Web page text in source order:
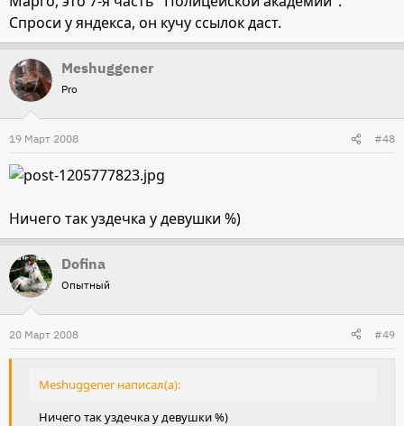
Спроси у яндекса, он кучу ссылок даст.
Meshuggener
Pro
19 Март 2008 #48
Ничего так уздечка у девушки %)
Dofina
Опытный
20 Март 2008 #49
Meshuggener написал(а):
Ничего так уздечка у девушки %)